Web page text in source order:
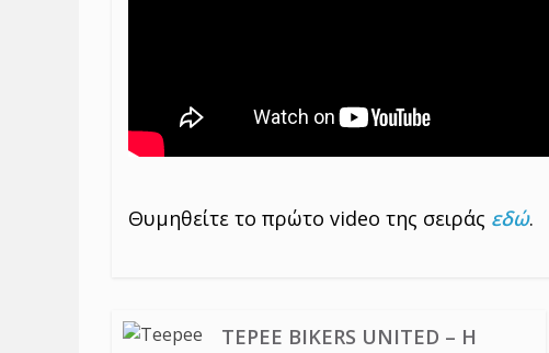
Θυμηθείτε το πρώτο video της σειράς εδώ.
TEPEE BIKERS UNITED – Η